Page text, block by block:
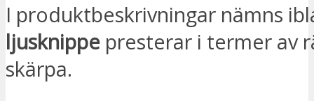
I produktbeskrivningar nämns
ljusknippe presterar i termer av
skärpa.